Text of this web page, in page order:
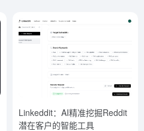
Linkeddit：AI精准挖掘Reddit
潜在客户的智能工具